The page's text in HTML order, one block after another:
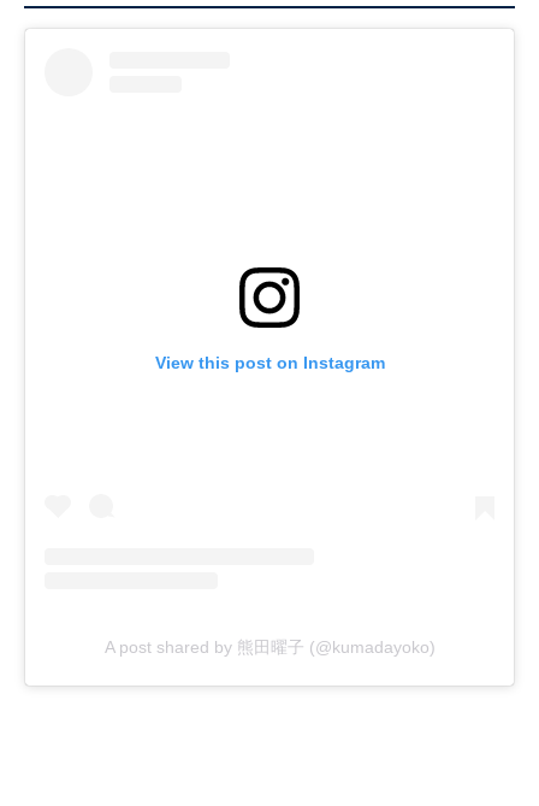
View this post on Instagram
A post shared by 熊田曜子 (@kumadayoko)